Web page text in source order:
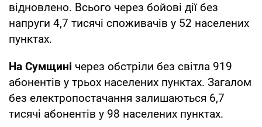
відновлено. Всього через бойові дії без
напруги 4,7 тисячі споживачів у 52 населених
пунктах.
На Сумщині через обстріли без світла 919
абонентів у трьох населених пунктах. Загалом
без електропостачання залишаються 6,7
тисячі абонентів у 98 населених пунктах.